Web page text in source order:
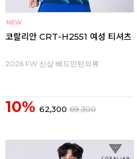
코랄리안 CRT-H2551 여성 티셔츠
2026 FW 신상 배드민턴의류
10% 62,300 69,300